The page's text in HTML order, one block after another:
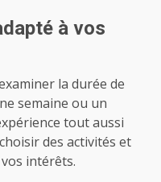
à vos
la durée de
semaine ou un
tout aussi
des activités et
intérêts.